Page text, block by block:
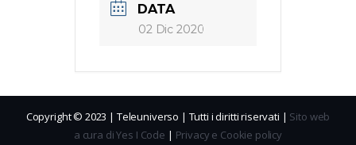
DATA
02 Dic 2020
Copyright © 2023 | Teleuniverso | Tutti i diritti riservati | Sito web
a cura di Yes I Code | Privacy e Cookie policy